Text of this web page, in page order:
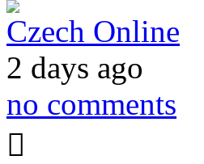
Czech Online
2 days ago
no comments